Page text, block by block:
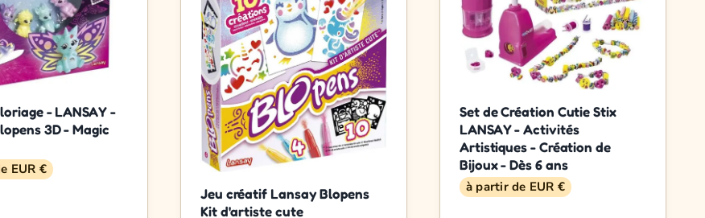
- LANSAY -
3D - Magic
EUR €
Jeu créatif Lansay Blopens
Kit d'artiste cute
Set de Création Cutie Stix
LANSAY - Activités
Artistiques - Création de
Bijoux - Dès 6 ans
à partir de EUR €